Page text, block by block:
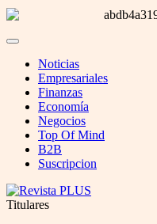
Noticias
Empresariales
Finanzas
Economía
Negocios
Top Of Mind
B2B
Suscripcion
Titulares